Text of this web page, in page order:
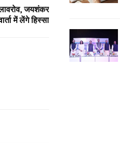
जयशंकर
में लेंगे हिस्सा